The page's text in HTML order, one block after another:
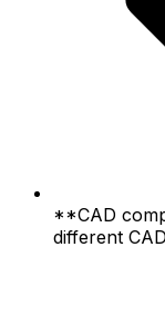
**CAD
different